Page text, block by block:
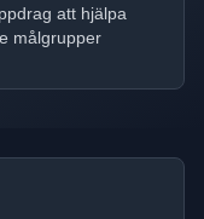
att hjälpa
målgrupper